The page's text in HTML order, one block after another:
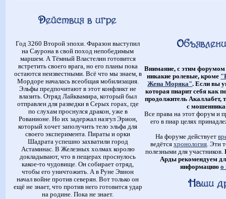
Год 3260 Второй эпохи. Фаразон выступил
на Саурона в свой поход непобедимым
маршем. А Тёмный Властелин готовится
встретить своего врага, но его планы пока
остаются неизвестными. Всё что мы знаем, в
Мордоре началась всеобщая мобилизация.
Эльфы предпочитают в этот конфликт не
влазить. Отряд Лайквамира, который был
отправлен для разведки в Серых горах, где
по слухам проснулся дракон, уже в
Рованионе. Но их задержал назгул Эрион,
который хочет заполучить тело эльфа для
своего эксперимента. Пираты и орки
Шадрата успешно захватили город
Астаминас. В Железных холмах королю
докладывают, что в пещерах проснулось
какое-то чудовище. Он собирает отряд,
чтобы его уничтожить. А в Руне Эвнон
начал войне против северян. Вот только он
ещё не знает, что против него готовится удар
на родине. Пока не знает.
Внимание, с этим форумом
никакие ролевые, кроме
Жена Моряка". Если вы
которая пиарит себя как
продолжитель Акаллабет,
с
Все права на этот форум и
его в пиар целях
На форуме действует
ведётсяхронология. Эти
полезными для участников.
Арды рекомендуем
информацию о